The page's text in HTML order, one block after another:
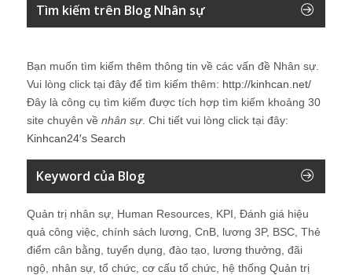
Tìm kiếm trên Blog Nhân sự
Bạn muốn tìm kiếm thêm thông tin về các vấn đề Nhân sự
Vui lòng click tại đây để tìm kiếm thêm: http://kinhcan.net/
Đây là công cụ tìm kiếm được tích hợp tìm kiếm khoảng 30
site chuyên về nhân sự. Chi tiết vui lòng click tại đây:
Kinhcan24′s Search
Keyword của Blog
Quản trị nhân sự, Human Resources, KPI, Đánh giá hiệu
quả công việc, chính sách lương, CnB, lương 3P, BSC, Thẻ
điểm cân bằng, tuyển dụng, đào tạo, lương thưởng, đãi
ngộ, nhân sự, tổ chức, cơ cấu tổ chức, hệ thống Quản trị